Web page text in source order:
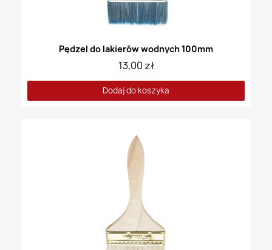
Pędzel do lakierów wodnych 100mm
13,00 zł
Dodaj do koszyka